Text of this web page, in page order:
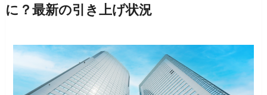
に？最新の引き上げ状況